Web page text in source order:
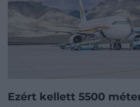
Ezért kellett 5500